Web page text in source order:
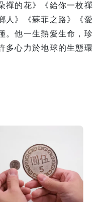
禪的花》《給你一枚禪
人》《蘇菲之路》《愛
。他一生熱愛生命，珍
多心力於地球的生態環